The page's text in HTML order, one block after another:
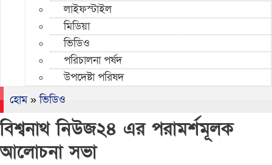
লাইফস্টাইল
মিডিয়া
ভিডিও
পরিচালনা পর্ষদ
উপদেষ্টা পরিষদ
হোম»ভিডিও
বিশ্বনাথ নিউজ২৪ এর পরামর্শমূলক
আলোচনা সভা